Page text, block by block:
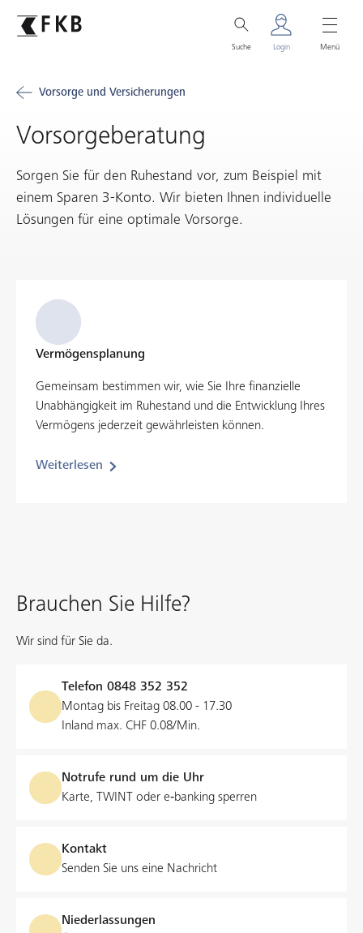
Suche Login Menü
Vorsorge und Versicherungen
Vorsorgeberatung
Sorgen Sie für den Ruhestand vor, zum Beispiel mit
einem Sparen 3-Konto. Wir bieten Ihnen individuelle
Lösungen für eine optimale Vorsorge.
Vermögensplanung
Gemeinsam bestimmen wir, wie Sie Ihre finanzielle
Unabhängigkeit im Ruhestand und die Entwicklung Ihres
Vermögens jederzeit gewährleisten können.
Weiterlesen
Brauchen Sie Hilfe?
Wir sind für Sie da.
Telefon 0848 352 352
Montag bis Freitag 08.00 - 17.30
Inland max. CHF 0.08/Min.
Notrufe rund um die Uhr
Karte, TWINT oder e‑banking sperren
Kontakt
Senden Sie uns eine Nachricht
Niederlassungen